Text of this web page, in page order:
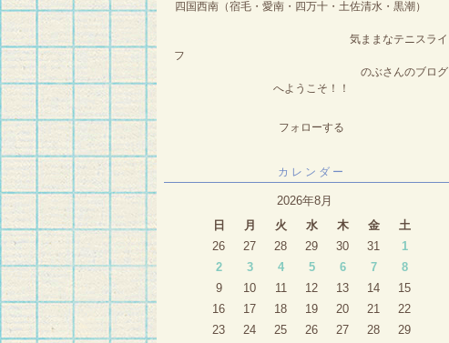
四国西南（宿毛・愛南・四万十・土佐清水・黒潮）
気ままなテニスライ
フ
のぶさんのブログ
へようこそ！！
フォローする
カレンダー
2026年8月
日
月 火 水 木 金
土
26
27 28 29 30 31
1
2
3 4 5 6 7
8
9
10 11 12 13 14
15
16
17 18 19 20 21
22
23
24 25 26 27 28
29